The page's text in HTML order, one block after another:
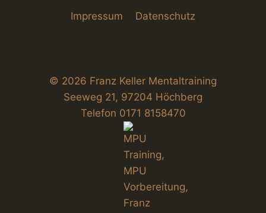
Impressum Datenschutz
© 2026 Franz Keller Mentaltraining
Seeweg 21, 97204 Höchberg
Telefon 0171 8158470